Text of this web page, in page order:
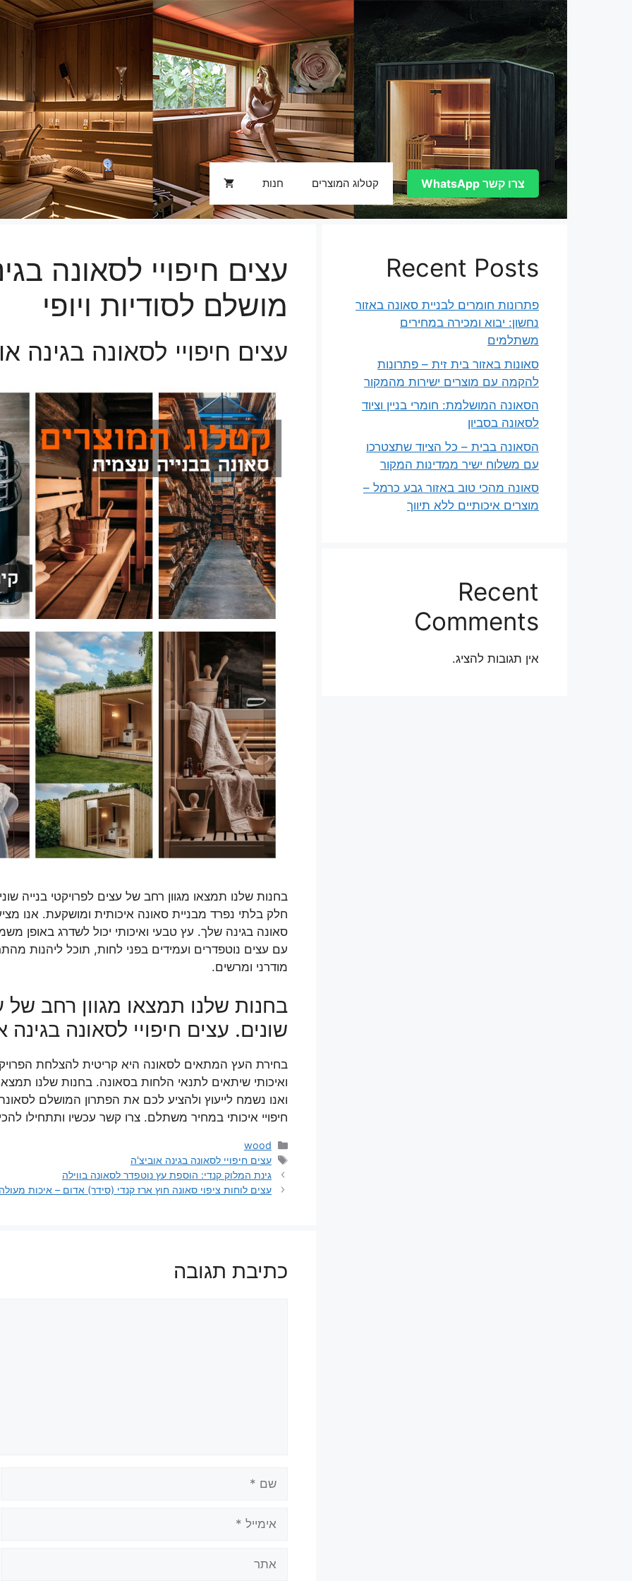
קטלוג המוצרים חנות צרו קשר WhatsApp
עצים חיפויי לסאונה
מושלם לסודיות ויופי
עצים חיפויי לסאונה בגינה
בחנות שלנו תמצאו מגוון רחב של עצים לפרויקטי בנייה
חלק בלתי נפרד מבניית סאונה איכותית ומושקעת. אנו
סאונה בגינה שלך. עץ טבעי ואיכותי יכול לשדרג
עם עצים נוטפדרים ועמידים בפני לחות, תוכל ליהנות
מודרני ומרשים.
בחנות שלנו תמצאו מגוון רחב של
שונים. עצים חיפויי לסאונה בגינה
בחירת העץ המתאים לסאונה היא קריטית להצלחת
ואיכותי שיתאים לתנאי הלחות בסאונה. בחנות שלנו
ואנו נשמח לייעוץ ולהציע לכם את הפתרון המושלם
חיפויי איכותי במחיר משתלם. צרו קשר עכשיו ותתחילו
קטגוריות
wood
תגיות
עצים חיפויי לסאונה בגינה אוביצ'ה
גינת המלוק קנדי: הוספת עץ נוטפדר לסאונה בווילה
עצים לוחות ציפוי סאונה חוץ ארז קנדי (סידר) אדום – איכות
כתיבת תגובה
Recent Posts
פתרונות חומרים לבניית סאונה באזור
נחשון: יבוא ומכירה במחירים
משתלמים
סאונות באזור בית זית – פתרונות
להקמה עם מוצרים ישירות מהמקור
הסאונה המושלמת: חומרי בניין וציוד
לסאונה בסביון
הסאונה בבית – כל הציוד שתצטרכו
עם משלוח ישיר ממדינות המקור
סאונה מהכי טוב באזור גבע כרמל –
מוצרים איכותיים ללא תיווך
Recent
Comments
אין תגובות להציג.